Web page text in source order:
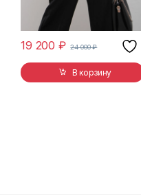
19 200₽ 24 000₽
В корзину